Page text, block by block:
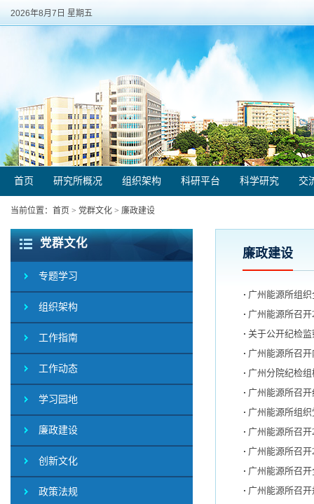
2026年8月7日 星期五
首页 研究所概况 组织架构 科研平台 科学研究 交
当前位置： 首页 > 党群文化 > 廉政建设
党群文化
专题学习
组织架构
工作指南
工作动态
学习园地
廉政建设
创新文化
政策法规
廉政建设
广州能源所组
广州能源所召
关于公开纪检
广州能源所召
广州分院纪检
广州能源所召
广州能源所组
广州能源所召
广州能源所召
广州能源所召
广州能源所召